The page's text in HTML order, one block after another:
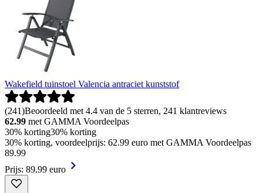
Wakefield tuinstoel Valencia antraciet kunststof
(241)Beoordeeld met 4.4 van de 5 sterren, 241 klantreviews
62.99 met GAMMA Voordeelpas
30% korting30% korting
30% korting, voordeelprijs: 62.99 euro met GAMMA Voordeelpas
89.99
Prijs: 89.99 euro